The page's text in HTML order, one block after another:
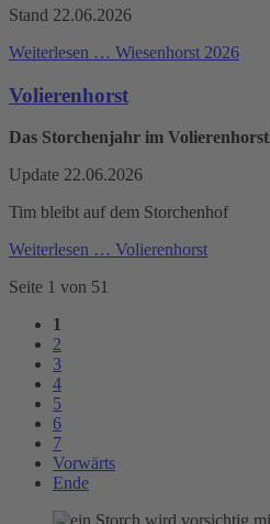
Stand 22.06.2026
Weiterlesen … Wiesenhorst 2026
Volierenhorst
Das Storchenjahr im Volierenhorst
Update 22.06.2026
Tim bleibt auf dem Storchenhof
Weiterlesen … Volierenhorst
Seite 1 von 51
1
2
3
4
5
6
7
Vorwärts
Ende